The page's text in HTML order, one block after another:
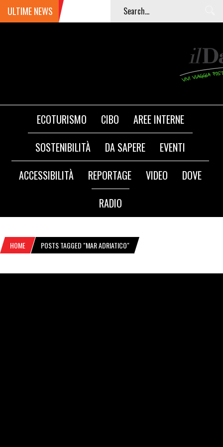
ULTIME NEWS
ECOTURISMO CIBO
AREE INTERNE
SOSTENIBILITÀ
DA SAPERE
EVENTI
ACCESSIBILITÀ
REPORTAGE VIDEO
DOVE
RADIO
HOME POSTS TAGGED "MAR ADRIATICO"